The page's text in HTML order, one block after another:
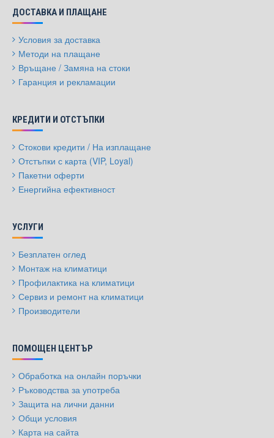
ДОСТАВКА И ПЛАЩАНЕ
Условия за доставка
Методи на плащане
Връщане / Замяна на стоки
Гаранция и рекламации
КРЕДИТИ И ОТСТЪПКИ
Стокови кредити / На изплащане
Отстъпки с карта (VIP, Loyal)
Пакетни оферти
Енергийна ефективност
УСЛУГИ
Безплатен оглед
Монтаж на климатици
Профилактика на климатици
Сервиз и ремонт на климатици
Производители
ПОМОЩЕН ЦЕНТЪР
Обработка на онлайн поръчки
Ръководства за употреба
Защита на лични данни
Общи условия
Карта на сайта